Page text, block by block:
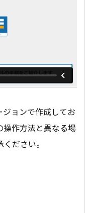
ョンで作成してお
操作方法と異なる場
ださい。